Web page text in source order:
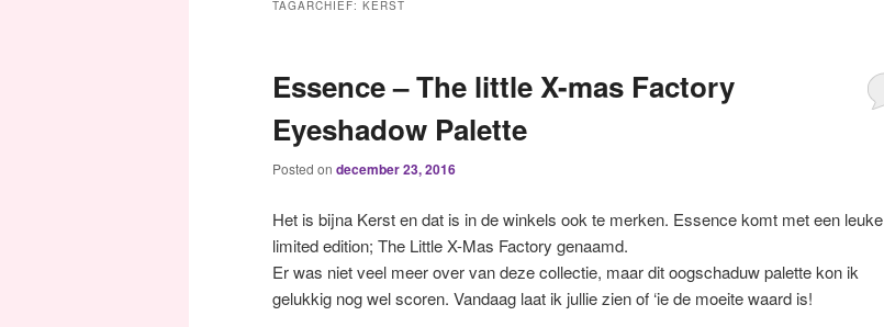
TAGARCHIEF: KERST
Essence – The little X-mas Factory
Eyeshadow Palette
Posted on december 23, 2016
Het is bijna Kerst en dat is in de winkels ook te merken. Essence komt met een leuke
limited edition; The Little X-Mas Factory genaamd.
Er was niet veel meer over van deze collectie, maar dit oogschaduw palette kon ik
gelukkig nog wel scoren. Vandaag laat ik jullie zien of ‘ie de moeite waard is!